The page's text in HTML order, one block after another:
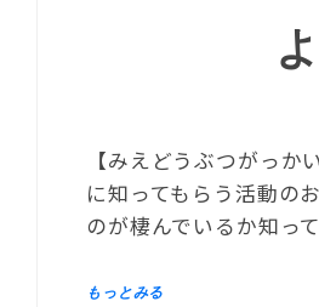
【みえどうぶつがっ
に知ってもらう活動の
のが棲んでいるか知っ